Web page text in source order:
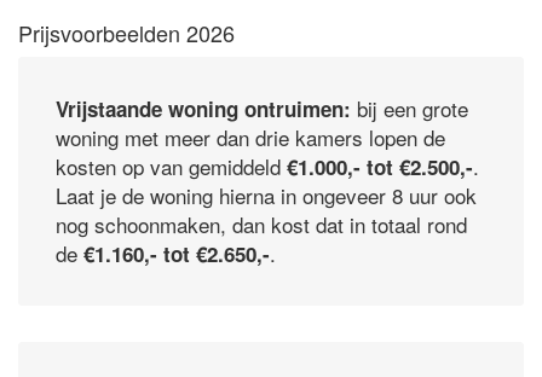
Prijsvoorbeelden 2026
Vrijstaande woning ontruimen: bij een grote
woning met meer dan drie kamers lopen de
kosten op van gemiddeld €1.000,- tot €2.500,-.
Laat je de woning hierna in ongeveer 8 uur ook
nog schoonmaken, dan kost dat in totaal rond
de €1.160,- tot €2.650,-.